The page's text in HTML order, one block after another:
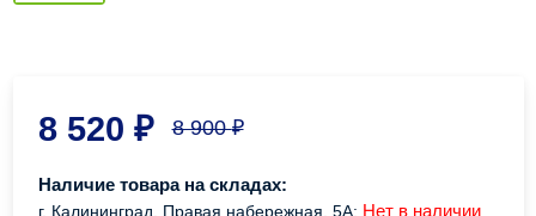
8 520 ₽ 8 900₽
Наличие товара на складах:
г. Калининград, Правая набережная, 5А: Нет в наличии